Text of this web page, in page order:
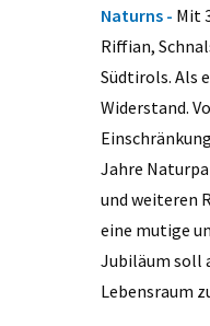
Naturns - Mit
Riffian,
Südtirols. Als
Widerstand.
Jahre
und weiteren
eine mutige
Jubiläum soll
Lebensraum